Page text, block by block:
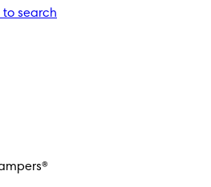
to search